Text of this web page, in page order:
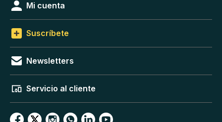
Mi cuenta
Suscríbete
Newsletters
Servicio al cliente